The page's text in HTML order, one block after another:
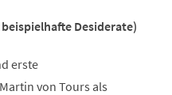
Desiderate)
erste
von Tours als